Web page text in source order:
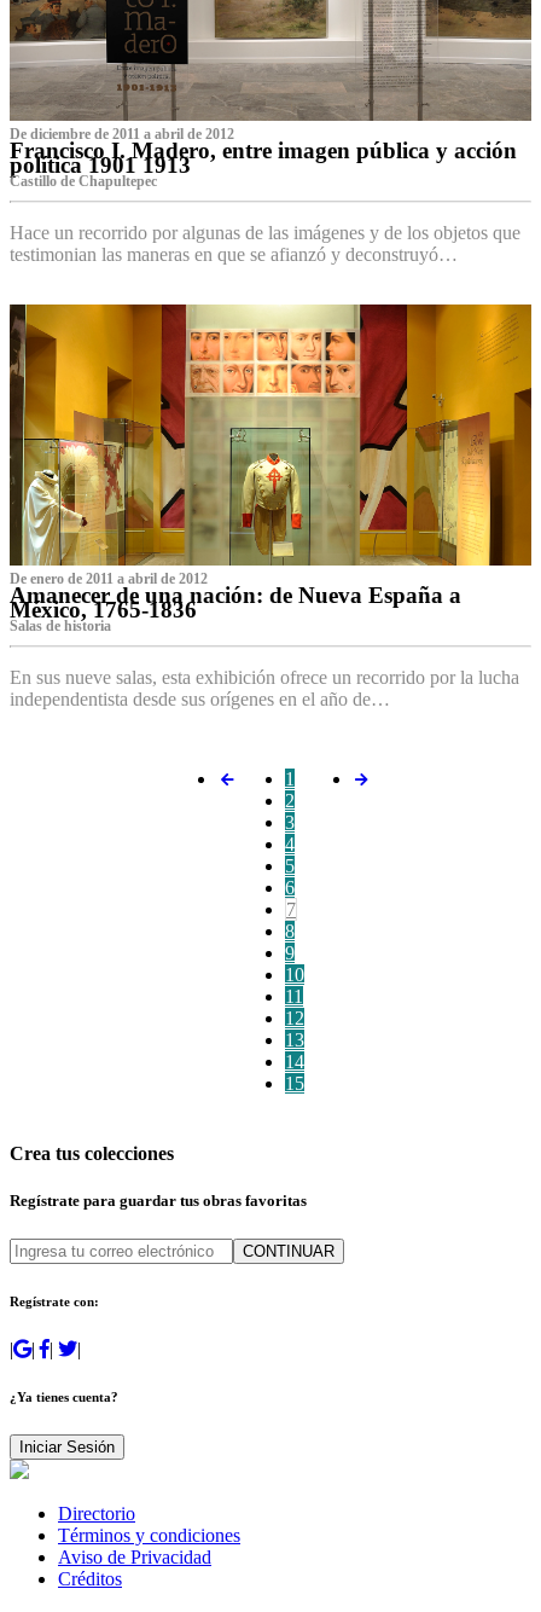
De diciembre de 2011 a abril de 2012
Francisco I. Madero, entre imagen pública y acción
política 1901 1913
Castillo de Chapultepec
Hace un recorrido por algunas de las imágenes y de los objetos que
testimonian las maneras en que se afianzó y deconstruyó…
De enero de 2011 a abril de 2012
Amanecer de una nación: de Nueva España a
México, 1765-1836
Salas de historia
En sus nueve salas, esta exhibición ofrece un recorrido por la lucha
independentista desde sus orígenes en el año de…
1
2
3
4
5
6
7
8
9
10
11
12
13
14
15
Crea tus colecciones
Regístrate para guardar tus obras favoritas
CONTINUAR
Regístrate con:
| | | |
¿Ya tienes cuenta?
Iniciar Sesión
Directorio
Términos y condiciones
Aviso de Privacidad
Créditos